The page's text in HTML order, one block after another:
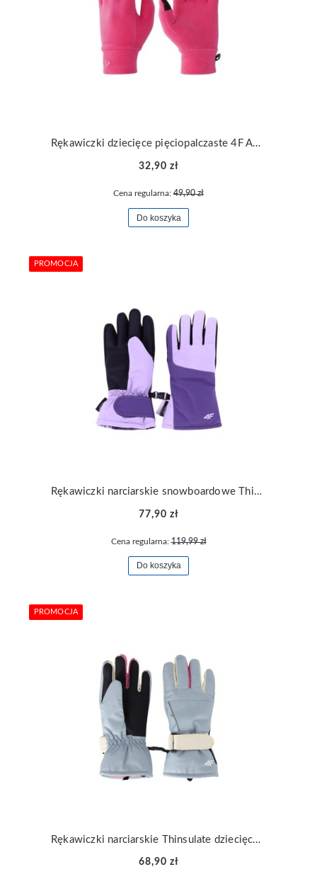
Rękawiczki dziecięce pięciopalczaste 4F AGLOU011-54S
32,90 zł
Cena regularna: 49,90 zł
Do koszyka
Rękawiczki narciarskie snowboardowe Thinsulate dziecięce 4F AFGLU189-52S
77,90 zł
Cena regularna:119,99 zł
Do koszyka
PROMOCJA
Rękawiczki narciarskie Thinsulate dziecięce 4F AFGLU200-34S
68,90 zł
PROMOCJA